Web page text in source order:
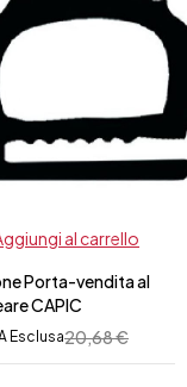
al carrello
Porta-vendita al
CAPIC
20,68€
Esclusa